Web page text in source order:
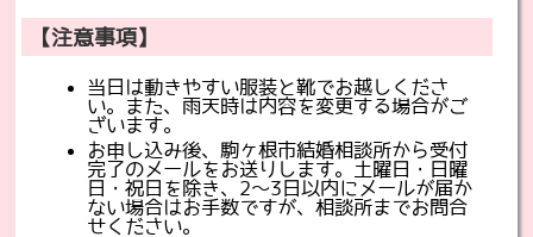
【注意事項】
当日は動きやすい服装と靴でお越しくださ
い。また、雨天時は内容を変更する場合がご
ざいます。
お申し込み後、駒ヶ根市結婚相談所から受付
完了のメールをお送りします。土曜日・日曜
日・祝日を除き、2～3日以内にメールが届か
ない場合はお手数ですが、相談所までお問合
せください。